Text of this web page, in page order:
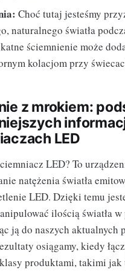
Choć tutaj jesteśmy
naturalnego światła
ściemnienie może
kolacjom przy
z mrokiem:
LED
LED? To
natężenia światła
LED. Dzięki temu
ilością światła
ją do naszych aktualnych
osiągamy, kiedy
produktami, takimi jak